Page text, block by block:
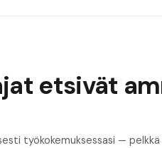
etsivät
työkokemuksessasi —